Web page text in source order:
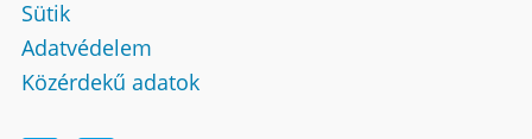
Sütik
Adatvédelem
Közérdekű adatok